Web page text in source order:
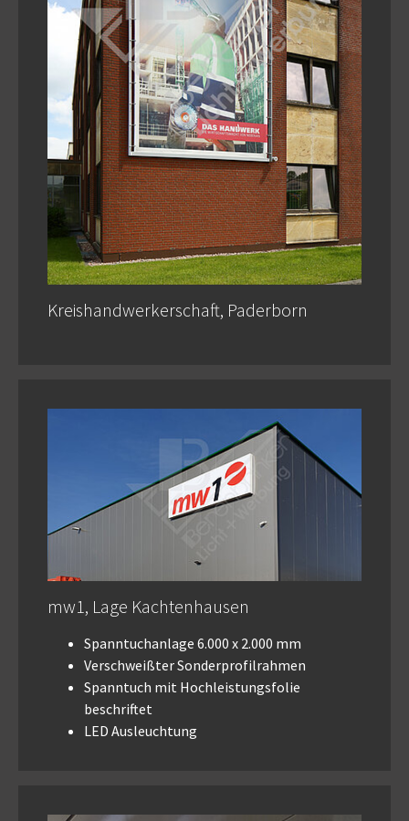
Kreishandwerkerschaft, Paderborn
mw1, Lage Kachtenhausen
Spanntuchanlage 6.000 x 2.000 mm
Verschweißter Sonderprofilrahmen
Spanntuch mit Hochleistungsfolie
beschriftet
LED Ausleuchtung